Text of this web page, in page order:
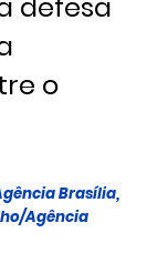
defesa
o
Brasília,
Agência